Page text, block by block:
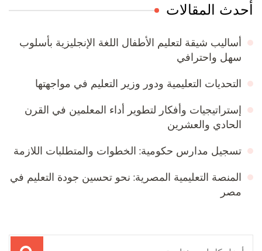
أحدث المقالات
أساليب شيقة لتعليم الأطفال اللغة الإنجليزية بأسلوب
سهل واحترافي
التحديات التعليمية ودور وزير التعليم في مواجهتها
إستراتيجيات وأفكار لتطوير أداء المعلمين في القرن
الحادي والعشرين
تسجيل مدارس حكومية: الخطوات والمتطلبات اللازمة
المنصة التعليمية المصرية: نحو تحسين جودة التعليم في
مصر
البحث